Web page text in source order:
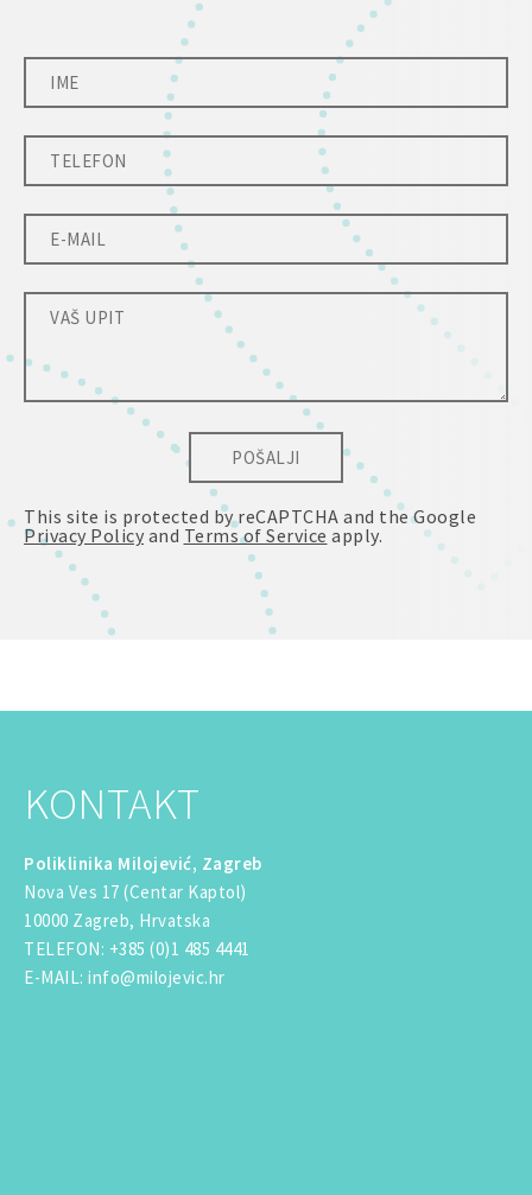
POŠALJI
This site is protected by reCAPTCHA and the Google
Privacy Policy and Terms of Service apply.
KONTAKT
Poliklinika Milojević, Zagreb
Nova Ves 17 (Centar Kaptol)
10000 Zagreb, Hrvatska
TELEFON: +385 (0)1 485 4441
E-MAIL : info@milojevic.hr